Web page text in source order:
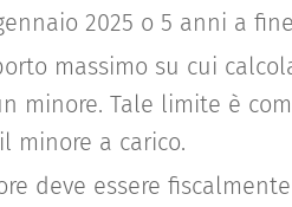
2025 o 5 anni a
massimo su cui
minore. Tale limite è
minore a carico.
deve essere